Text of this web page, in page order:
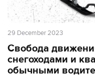
29 December 2023
Свобода
снегоходами и
обычными